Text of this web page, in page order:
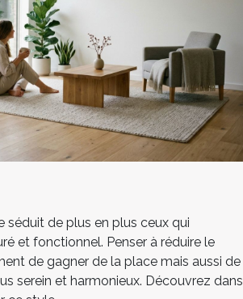
séduit de plus en plus ceux qui
et fonctionnel. Penser à réduire le
de gagner de la place mais aussi de
serein et harmonieux. Découvrez dans